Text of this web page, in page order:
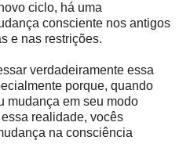
ciclo, há uma
consciente nos antigos
e nas restrições.
verdadeiramente essa
porque, quando
mudança em seu modo
realidade, vocês
na consciência